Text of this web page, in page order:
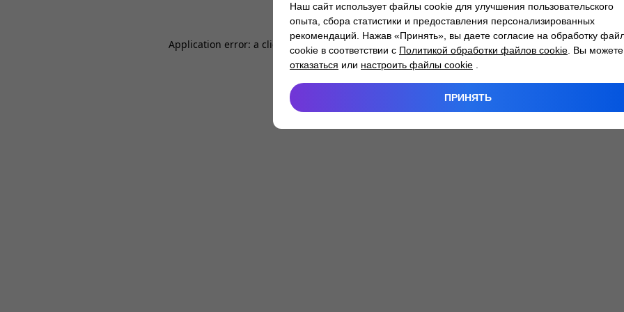
Application error: a client -side exception has occurred while loading atlantm.by (see the
Наш сайт использует файлы cookie для улучшения пользовательского
опыта, сбора статистики и предоставления персонализированных
рекомендаций. Нажав «Принять», вы даете согласие на обработку
cookie в соответствии с Политикой обработки файлов cookie . Вы можете
отказаться или настроить файлы cookie
ПРИНЯТЬ